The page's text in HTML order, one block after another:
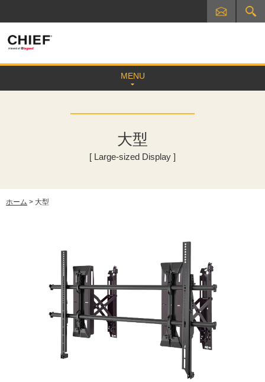
MENU
大型
[ Large-sized Display ]
ホーム > 大型